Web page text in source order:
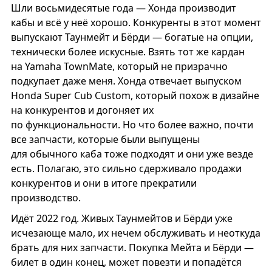
Шли восьмидесятые года — Хонда производит
кабы и всё у неё хорошо. Конкуренты в этот момент
выпускают Таунмейт и Бёрди — богатые на опции,
технически более искусные. Взять тот же кардан
на Yamaha TownMate, который не призрачно
подкупает даже меня. Хонда отвечает выпуском
Honda Super Cub Custom, который похож в дизайне
на конкурентов и догоняет их
по функциональности. Но что более важно, почти
все запчасти, которые были выпущены
для обычного каба тоже подходят и они уже везде
есть. Полагаю, это сильно сдерживало продажи
конкурентов и они в итоге прекратили
производство.
Идёт 2022 год. Живых Таунмейтов и Бёрди уже
исчезающе мало, их нечем обслуживать и неоткуда
брать для них запчасти. Покупка Мейта и Бёрди —
билет в один конец, может повезти и попадётся